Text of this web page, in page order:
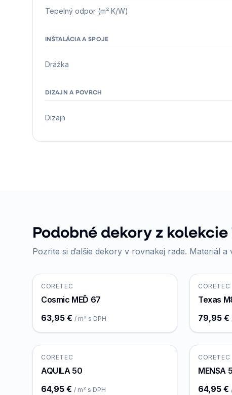
Tepelný odpor (m² K/W)
INŠTALÁCIA A SPOJE
Drážka
DIZAJN A POVRCH
Dizajn
Podobné dekory z kolekcie
Pozrite si ďalšie dekory v rovnakej rade. Materiál
CORETEC
Cosmic MEĎ 67
63,95 € / m² s DPH
CORETEC
Texas
79,95 €
CORETEC
AQUILA 50
64,95 € / m² s DPH
CORETEC
MENSA
64,95 €